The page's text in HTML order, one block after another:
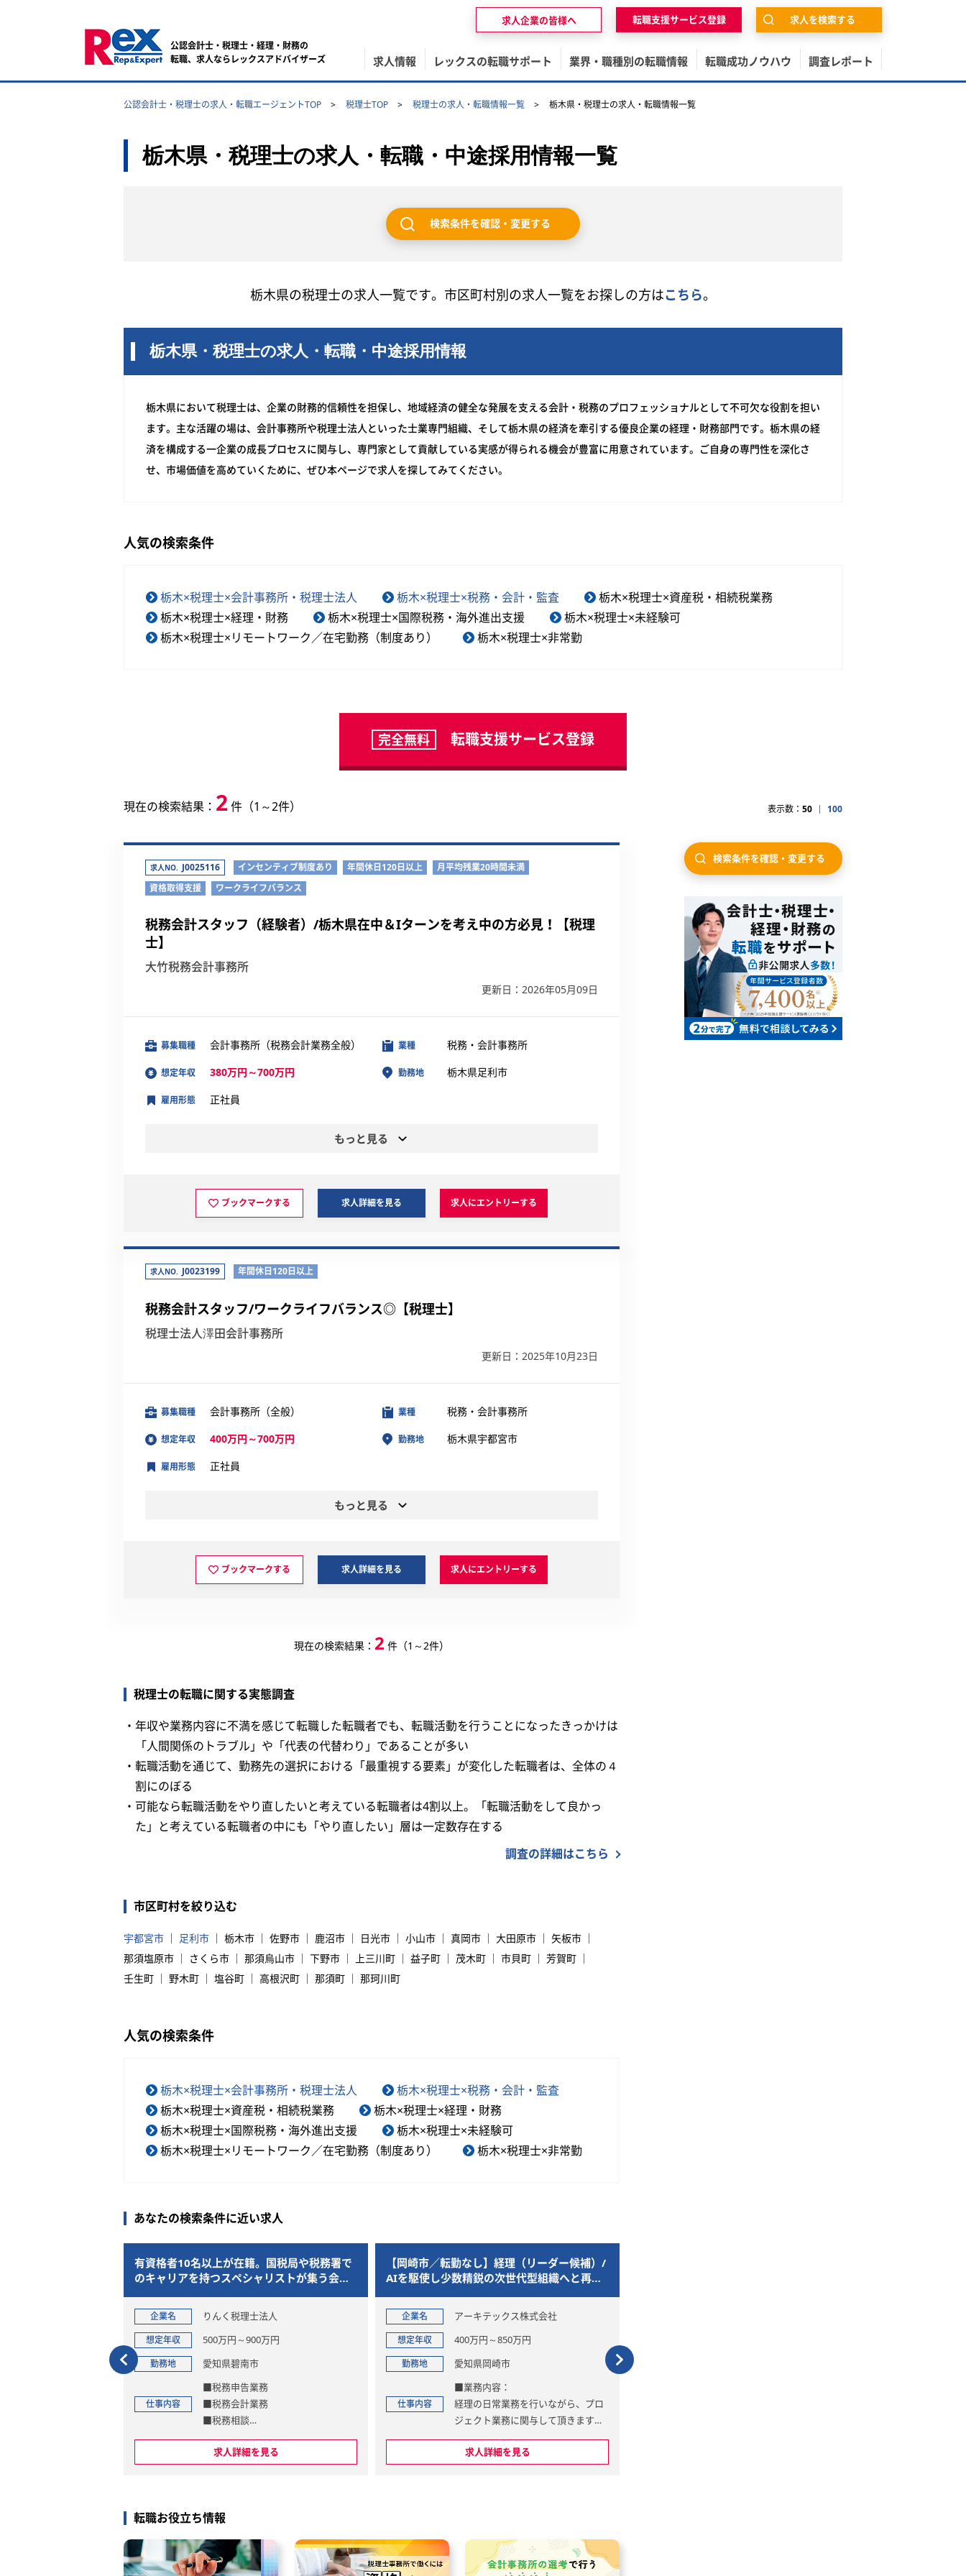
公認会計士・税理士・経理・財務の
転職、求人ならレックスアドバイザーズ
求人情報 レックスの転職サポート 業界・職種別の転職情報 転職成功ノウハウ 調査レポート
求人企業の皆様へ 転職支援サービス登録 求人を検索する
公認会計士・税理士の求人・転職エージェントTOP 税理士TOP 税理士の求人・転職情報一覧 栃木県・税理士の求人・転職情報一覧
栃木県・税理士の求人・転職・中途採用情報一覧
検索条件を確認・変更する
栃木県の税理士の求人一覧です。市区町村別の求人一覧をお探しの方はこちら。
栃木県・税理士の求人・転職・中途採用情報
栃木県において税理士は、企業の財務的信頼性を担保し、地域経済の健全な発展を支える会計・税務のプロフェッショナルとして不可欠な役割を担い
ます。主な活躍の場は、会計事務所や税理士法人といった士業専門組織、そして栃木県の経済を牽引する優良企業の経理・財務部門です。栃木県の経
済を構成する一企業の成長プロセスに関与し、専門家として貢献している実感が得られる機会が豊富に用意されています。ご自身の専門性を深化さ
せ、市場価値を高めていくために、ぜひ本ページで求人を探してみてください。
人気の検索条件
栃木×税理士×会計事務所・税理士法人 栃木×税理士×税務・会計・監査
栃木×税理士×資産税・相続税業務
栃木×税理士×経理・財務
栃木×税理士×国際税務・海外進出支援
栃木×税理士×未経験可
栃木×税理士×リモートワーク／在宅勤務（制度あり）
栃木×税理士×非常勤
完全無料 転職支援サービス登録
現在の検索結果： 2件（1～2件） 表示数： 50 100
求人NO. J0025116 インセンティブ制度あり 年間休日120日以上
月平均残業20時間未満
資格取得支援
ワークライフバランス
税務会計スタッフ（経験者）/栃木県在中＆Iターンを考え中の方必見！【税理
士】
大竹税務会計事務所
更新日：2026年05月09日
募集職種 会計事務所（税務会計業務全般）
想定年収 380万円～700万円
業種 税務・会計事務所
勤務地 栃木県足利市
雇用形態 正社員
もっと見る
ブックマークする 求人詳細を見る 求人にエントリーする
求人NO. J0023199 年間休日120日以上
税務会計スタッフ/ワークライフバランス◎【税理士】
税理士法人澤田会計事務所
更新日：2025年10月23日
募集職種 会計事務所（全般）
想定年収 400万円～700万円
業種 税務・会計事務所
勤務地 栃木県宇都宮市
雇用形態 正社員
もっと見る
ブックマークする 求人詳細を見る 求人にエントリーする
現在の検索結果： 2 件（1～2件）
税理士の転職に関する実態調査
・ 年収や業務内容に不満を感じて転職した転職者でも、転職活動を行うことになったきっかけは
「人間関係のトラブル」や「代表の代替わり」であることが多い
・ 転職活動を通じて、勤務先の選択における「最重視する要素」が変化した転職者は、全体の４
割にのぼる
・ 可能なら転職活動をやり直したいと考えている転職者は4割以上。「転職活動をして良かっ
た」と考えている転職者の中にも「やり直したい」層は一定数存在する
調査の詳細はこちら
市区町村を絞り込む
宇都宮市 足利市 栃木市 佐野市 鹿沼市 日光市 小山市 真岡市 大田原市
矢板市
那須塩原市
さくら市 那須烏山市 下野市 上三川町 益子町 茂木町 市貝町
芳賀町
壬生町
野木町 塩谷町 高根沢町 那須町 那珂川町
人気の検索条件
栃木×税理士×会計事務所・税理士法人
栃木×税理士×税務・会計・監査
栃木×税理士×資産税・相続税業務
栃木×税理士×経理・財務
栃木×税理士×国際税務・海外進出支援
栃木×税理士×未経験可
栃木×税理士×リモートワーク／在宅勤務（制度あり）
栃木×税理士×非常勤
あなたの検索条件に近い求人
有資格者10名以上が在籍。国税局や税務署で
のキャリアを持つスペシャリストが集う会計
企業名 りんく税理士法人
想定年収 500万円～900万円
勤務地 愛知県碧南市
仕事内容
■税務申告業務
■税務会計業務
■税務相談
■巡回監査等
■相続・事業承継
求人詳細を見る
【岡崎市／転勤なし】経理（リーダー候補）/
AIを駆使し少数精鋭の次世代型組織へと再設
企業名 アーキテックス株式会社
想定年収 400万円～850万円
勤務地 愛知県岡崎市
仕事内容
■業務内容：
経理の日常業務を行いながら、プロ
ジェクト業務に関与して頂きます。
■業務詳細：
応 ・各事業部（他拠点）との連携
業務
求人詳細を見る
転職お役立ち情報
検索条件を確認・変更する